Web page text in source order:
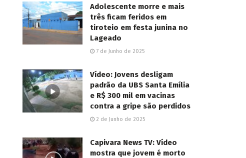
Adolescente morre e mais
três ficam feridos em
tiroteio em festa junina no
Lageado
7 de Junho de 2025
Vídeo: Jovens desligam
padrão da UBS Santa Emília
e R$ 300 mil em vacinas
contra a gripe são perdidos
2 de Junho de 2025
Capivara News TV: Vídeo
mostra que jovem é morto